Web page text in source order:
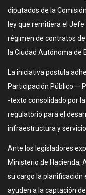
diputados de la
ley que remitiera el
régimen de contratos
la Ciudad Autónoma de
La iniciativa postula
Participación Público —
-texto consolidado por
regulatorio para el
infraestructura y
Ante los legisladores
Ministerio de Hacienda,
su cargo la
ayuden a la captación